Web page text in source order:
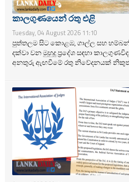
කාලගුණයෙන් රතු එළි
Tuesday, 04 August 2026 11:10
පුත්තලම සිට කොළඹ, ගාල්ල සහ
දක්වා වන මුහුදු ප්‍රදේශ සඳහා
අනතුරු ඇඟවීමේ රතු නිවේදනයක්